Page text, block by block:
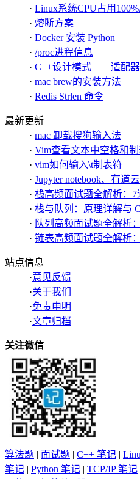
· Linux系统CPU占用
· 熔断方案
· Docker 安装 Python
· /proc进程信息
· C++设计模式——适配
· mac brew的安装方法
· Redis Strlen 命令
最新更新
· mac 卸载搜狗输入法
· Vim查看文本中空格和
· vim如何输入\t制表符
· Jupyter notebook、有道
· 栈高频面试题全解析：7
· 栈与队列：原理详解与
· 队列高频面试题全解析
· 链表高频面试题全解析
站点信息
·意见反馈
·关于我们
·免责申明
·文章归档
关注微信
算法题 | 面试题 | C++ 笔记 |
笔记 | Python 笔记 | TCP/IP 笔记